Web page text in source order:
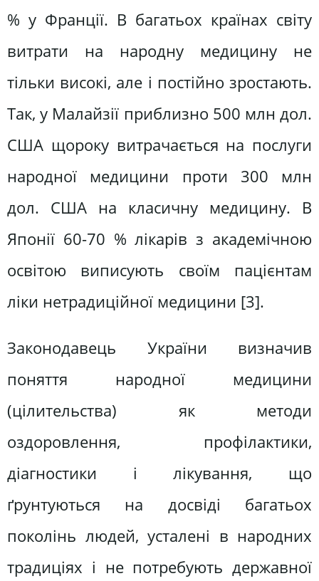
% у Франції. В багатьох країнах світу
витрати на народну медицину не
тільки високі, але і постійно зростають.
Так, у Малайзії приблизно 500 млн дол.
США щороку витрачається на послуги
народної медицини проти 300 млн
дол. США на класичну медицину. В
Японії 60-70 % лікарів з академічною
освітою виписують своїм пацієнтам
ліки нетрадиційної медицини [3].
Законодавець України визначив
поняття народної медицини
(цілительства) як методи
оздоровлення, профілактики,
діагностики і лікування, що
ґрунтуються на досвіді багатьох
поколінь людей, усталені в народних
традиціях і не потребують державної